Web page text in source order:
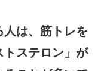
人は、筋トレを
トステロン」が